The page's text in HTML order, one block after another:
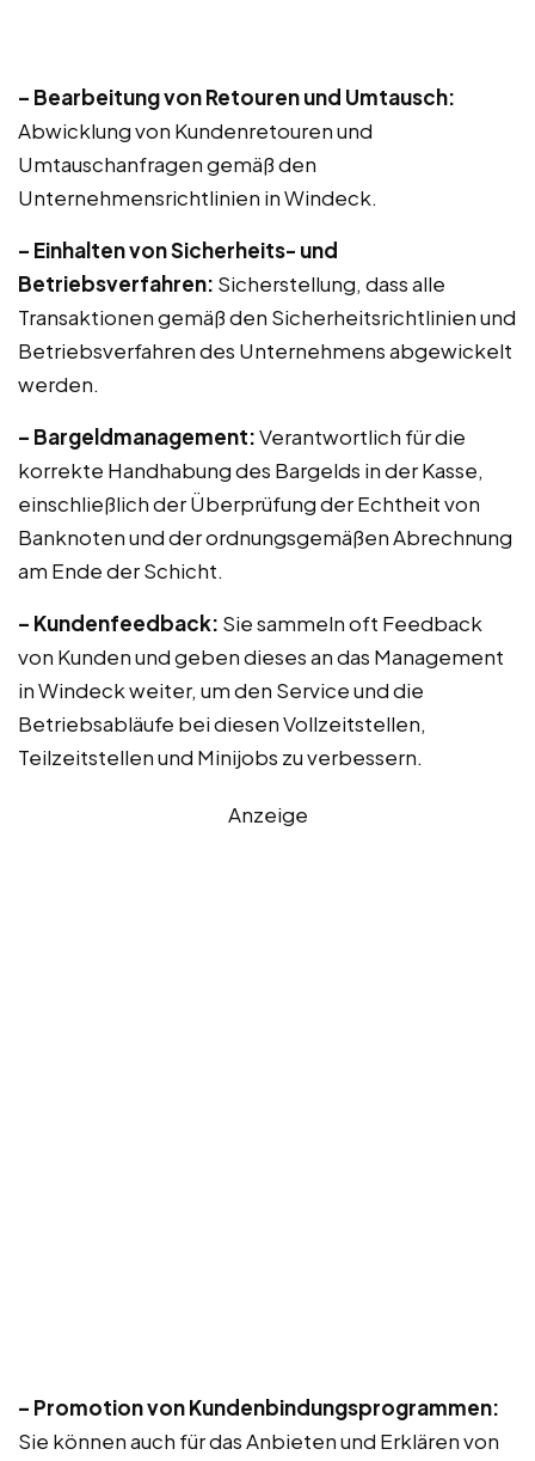
– Bearbeitung von Retouren und Umtausch:
Abwicklung von Kundenretouren und
Umtauschanfragen gemäß den
Unternehmensrichtlinien in Windeck.
– Einhalten von Sicherheits- und
Betriebsverfahren: Sicherstellung, dass alle
Transaktionen gemäß den Sicherheitsrichtlinien und
Betriebsverfahren des Unternehmens abgewickelt
werden.
– Bargeldmanagement:Verantwortlich für die
korrekte Handhabung des Bargelds in der Kasse,
einschließlich der Überprüfung der Echtheit von
Banknoten und der ordnungsgemäßen Abrechnung
am Ende der Schicht.
– Kundenfeedback: Sie sammeln oft Feedback
von Kunden und geben dieses an das Management
in Windeck weiter, um den Service und die
Betriebsabläufe bei diesen Vollzeitstellen,
Teilzeitstellen und Minijobs zu verbessern.
Anzeige
– Promotion von Kundenbindungsprogrammen:
Sie können auch für das Anbieten und Erklären von